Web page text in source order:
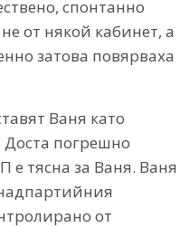
спонтанно
от някой кабинет, а
затова повярваха
Ваня като
погрешно
е тясна за Ваня. Ваня
от